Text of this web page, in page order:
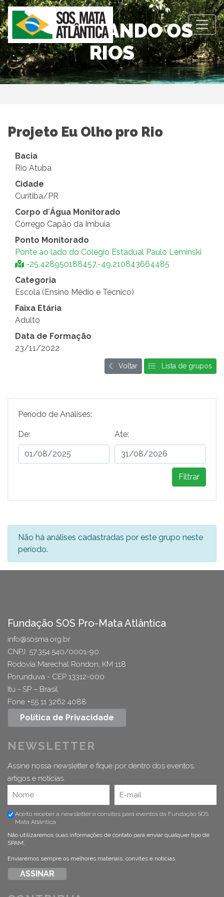
OBSERVANDO OS
RIOS
Projeto Eu Olho pro Rio
Bacia
Rio Atuba
Cidade
Curitiba/PR
Corpo d´Água Monitorado
Córrego Capão da Imbuia
Ponto Monitorado
Ponte ao lado do Colégio Estadual Paulo Leminski
-25.428950188457,-49.210843664485
Categoria
Escola (Ensino Médio e Técnico)
Faixa Etária
Adulto
Data de Formação
23/11/2022
Voltar Lista de grupos
Período de Análises:
De: Ate:
Filtrar
Não há análises cadastradas por este grupo neste
período.
Fundação SOS Pro-Mata Atlântica
info@sosma.org.br
CNPJ: 57.354.540/0001-90
Rodovia Marechal Rondon, KM 118
Porunduva - CEP 13312-000
Itu - SP – Brasil
Fone +55 11 3262 4088
Política de Privacidade
NEWSLETTER
Assine nossa newsletter e fique por dentro dos eventos,
artigos e notícias.
Aceito receber a newsletter e convites para eventos da Fundação SOS
Mata Atlântica
Não utilizaremos suas informações de contato para enviar qualquer tipo de
SPAM.
Enviaremos sempre os melhores materiais, convites e notícias